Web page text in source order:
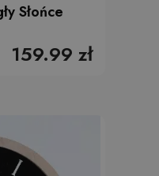
Słońce
159.99 zł